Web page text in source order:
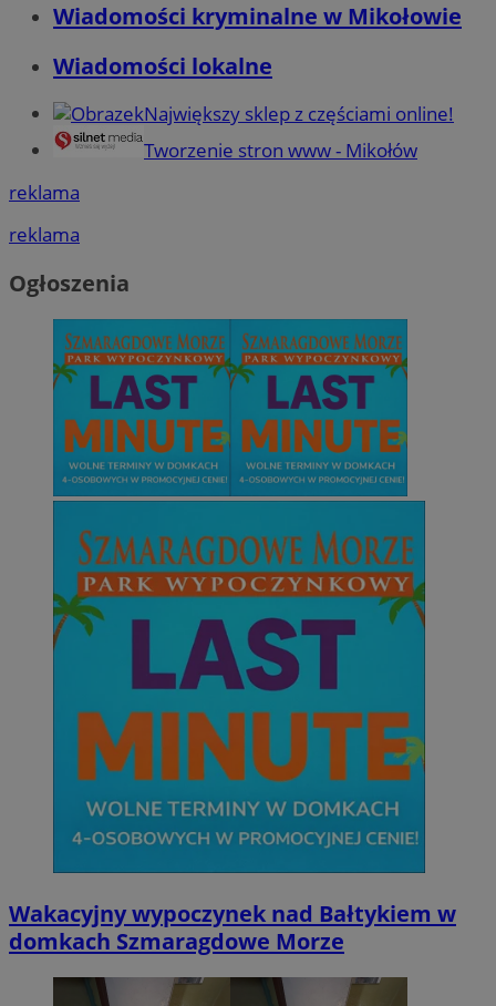
Wiadomości kryminalne w Mikołowie
Wiadomości lokalne
Największy sklep z częściami online!
Tworzenie stron www - Mikołów
reklama
reklama
Ogłoszenia
Wakacyjny wypoczynek nad Bałtykiem w
domkach Szmaragdowe Morze